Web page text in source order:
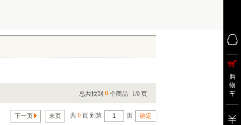
总共找到 0 个商品 1/0 页
下一页 末页 共 0 页 到第 页
购
物
车